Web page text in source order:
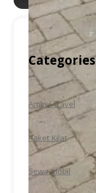
Categories
Artikel Travel
Paket Kilat
Sewa Mobil